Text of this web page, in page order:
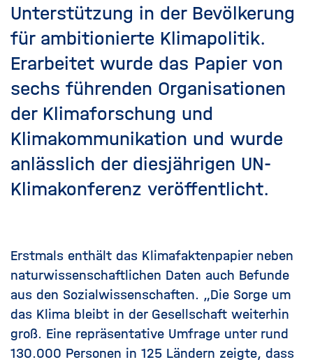
Unterstützung in der Bevölkerung
für ambitionierte Klimapolitik.
Erarbeitet wurde das Papier von
sechs führenden Organisationen
der Klimaforschung und
Klimakommunikation und wurde
anlässlich der diesjährigen UN-
Klimakonferenz veröffentlicht.
Erstmals enthält das Klimafaktenpapier neben
naturwissenschaftlichen Daten auch Befunde
aus den Sozialwissenschaften. „Die Sorge um
das Klima bleibt in der Gesellschaft weiterhin
groß. Eine repräsentative Umfrage unter rund
130.000 Personen in 125 Ländern zeigte, dass